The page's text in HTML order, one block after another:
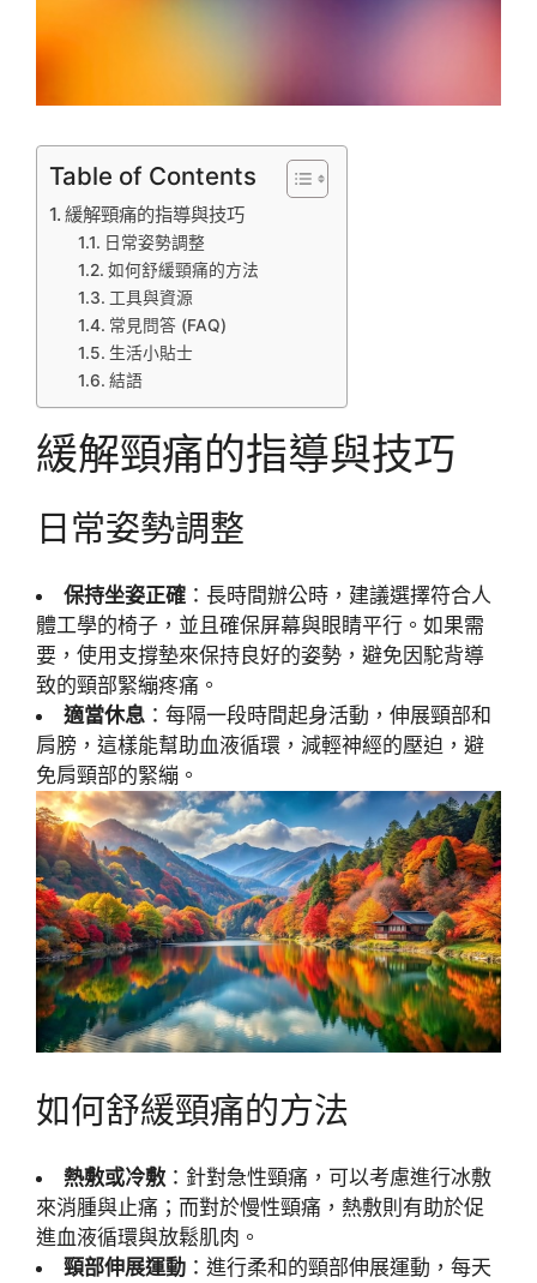
Table of Contents
緩解頸痛的指導與技巧
日常姿勢調整
如何舒緩頸痛的方法
工具與資源
常見問答 (FAQ)
生活小貼士
結語
緩解頸痛的指導與技巧
日常姿勢調整
保持坐姿正確 ：長時間辦公時，建議選擇符合人
體工學的椅子，並且確保屏幕與眼睛平行。如果需
要，使用支撐墊來保持良好的姿勢，避免因駝背導
致的頸部緊繃疼痛。
適當休息 ：每隔一段時間起身活動，伸展頸部和
肩膀，這樣能幫助血液循環，減輕神經的壓迫，避
免肩頸部的緊繃。
如何舒緩頸痛的方法
熱敷或冷敷 ：針對急性頸痛，可以考慮進行冰敷
來消腫與止痛；而對於慢性頸痛，熱敷則有助於促
進血液循環與放鬆肌肉。
頸部伸展運動 ：進行柔和的頸部伸展運動，每天